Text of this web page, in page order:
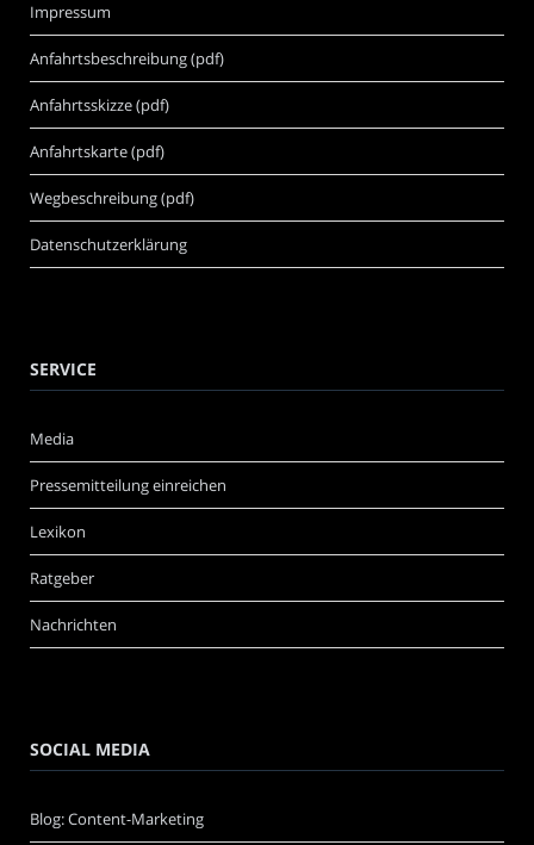
Impressum
Anfahrtsbeschreibung (pdf)
Anfahrtsskizze (pdf)
Anfahrtskarte (pdf)
Wegbeschreibung (pdf)
Datenschutzerklärung
SERVICE
Media
Pressemitteilung einreichen
Lexikon
Ratgeber
Nachrichten
SOCIAL MEDIA
Blog: Content-Marketing